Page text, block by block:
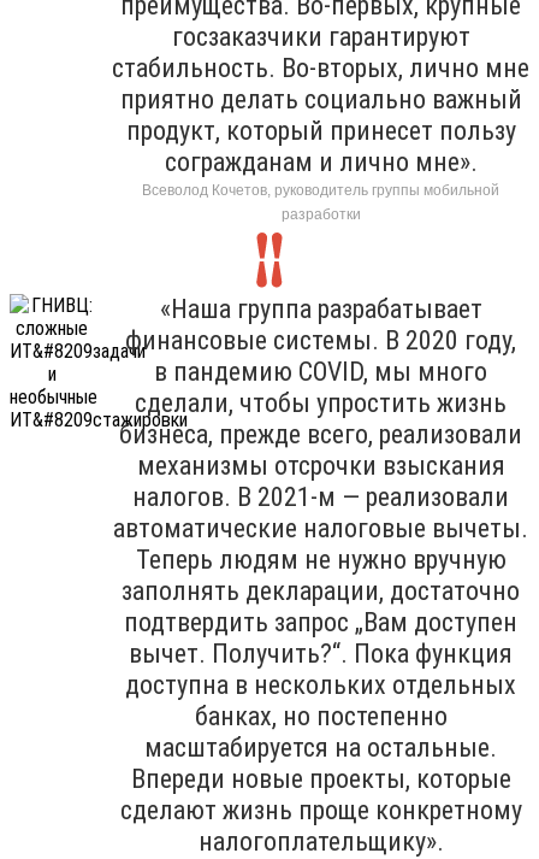
госзаказчики гарантируют
стабильность. Во-вторых, лично мне
приятно делать социально важный
продукт, который принесет пользу
согражданам и лично мне».
Всеволод Кочетов, руководитель группы мобильной
разработки
«Наша группа разрабатывает
финансовые системы. В 2020 году,
в пандемию COVID, мы много
сделали, чтобы упростить жизнь
бизнеса, прежде всего, реализовали
механизмы отсрочки взыскания
налогов. В 2021-м — реализовали
автоматические налоговые вычеты.
Теперь людям не нужно вручную
заполнять декларации, достаточно
подтвердить запрос „Вам доступен
вычет. Получить?“. Пока функция
доступна в нескольких отдельных
банках, но постепенно
масштабируется на остальные.
Впереди новые проекты, которые
сделают жизнь проще конкретному
налогоплательщику».